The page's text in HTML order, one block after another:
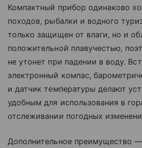
Компактный прибор одинаково
походов, рыбалки и водного
только защищен от влаги, но и
положительной плавучестью,
не утонет при падении в воду.
электронный компас,
и датчик температуры делают
удобным для использования в
отслеживании погодных
Дополнительное преимущество